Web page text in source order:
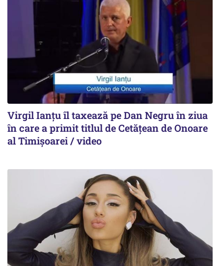
Virgil Ianțu îl taxează pe Dan Negru în ziua
în care a primit titlul de Cetățean de Onoare
al Timișoarei / video